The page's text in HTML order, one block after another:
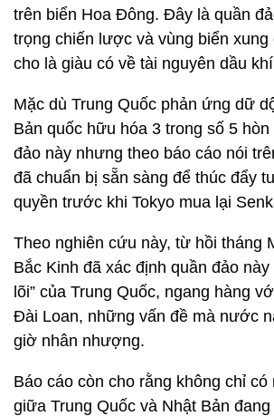
trên biển Hoa Đông. Đây là quần
trọng chiến lược và vùng biển
cho là giàu có về tài nguyên dầu
Mặc dù Trung Quốc phản ứng dữ
Bản quốc hữu hóa 3 trong số 5
đảo này nhưng theo báo cáo nói
đã chuẩn bị sẵn sàng để thúc đẩy
quyền trước khi Tokyo mua lại
Theo nghiên cứu này, từ hồi tháng
Bắc Kinh đã xác định quần đảo
lõi” của Trung Quốc, ngang hàng
Đài Loan, những vấn đề mà nước
giờ nhân nhượng.
Báo cáo còn cho rằng không chỉ có
giữa Trung Quốc và Nhật Bản